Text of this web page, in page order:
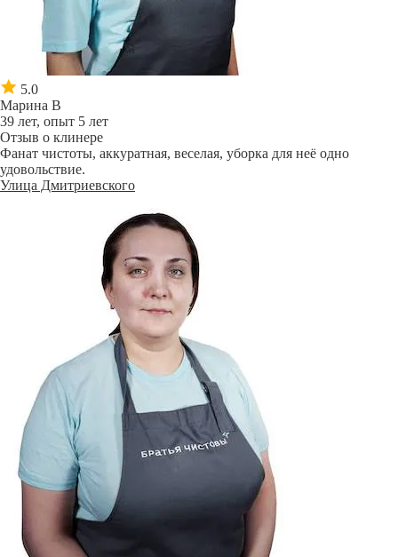
5.0
Марина В
39 лет, опыт 5 лет
Отзыв о клинере
Фанат чистоты, аккуратная, веселая, уборка для неё одно
удовольствие.
Улица Дмитриевского